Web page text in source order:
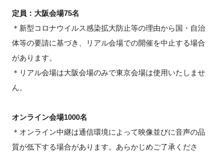
定員：大阪会場75名
＊新型コロナウイルス感染拡大防止等の理由から国・自治
体等の要請に基づき、リアル会場での開催を中止する場合
があります。
＊リアル会場は大阪会場のみで東京会場は使用いたしませ
ん。
オンライン会場1000名
＊オンライン中継は通信環境によって映像並びに音声の品
質が低下する場合があります。あらかじめご了承くださ